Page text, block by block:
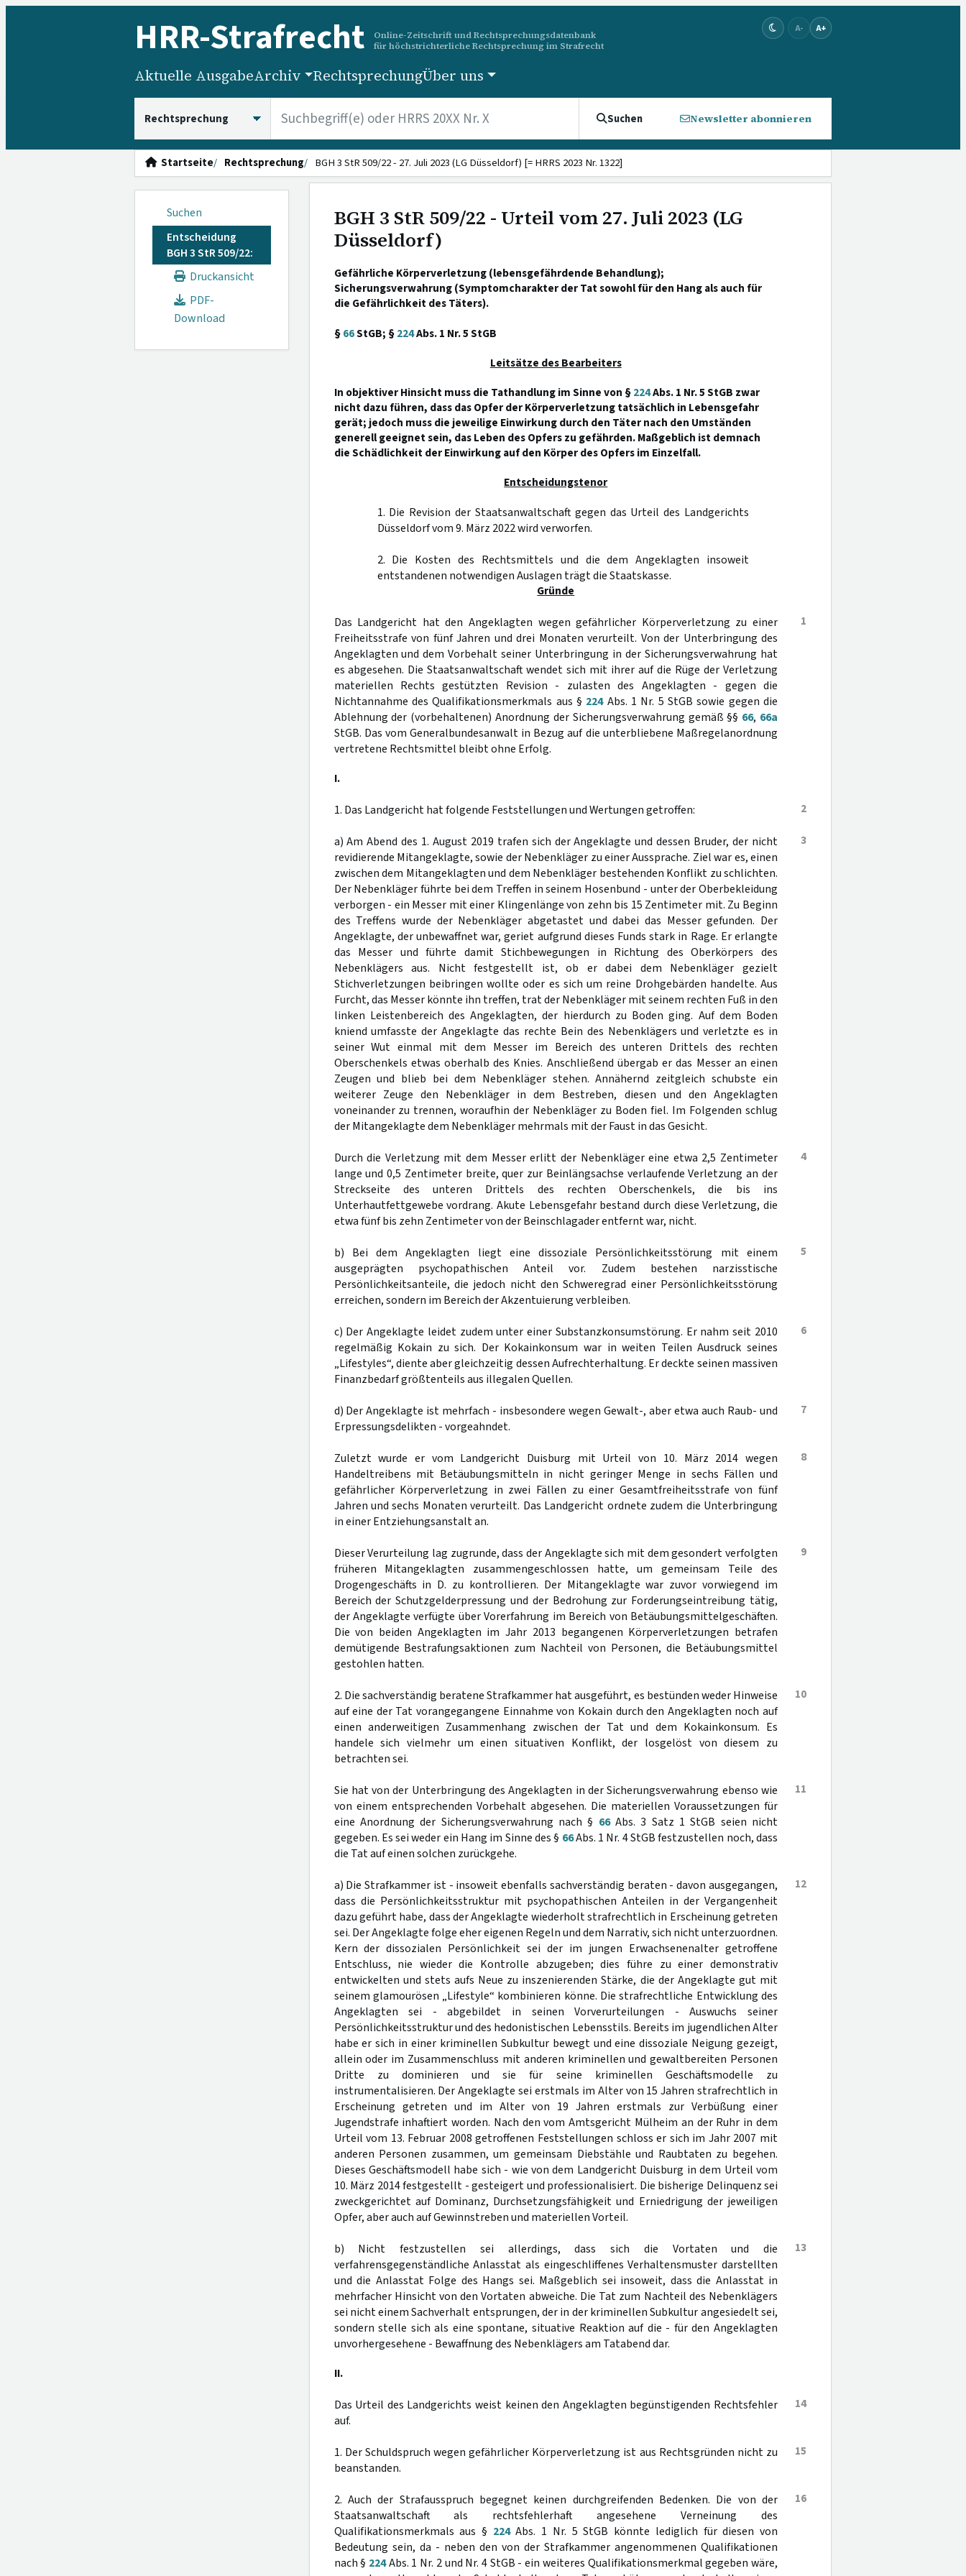
HRR-Strafrecht
Online-Zeitschrift und Rechtsprechungsdatenbank
für höchstrichterliche Rechtsprechung im Strafrecht
A- A+
Aktuelle AusgabeArchiv RechtsprechungÜber uns
Suchen Newsletter abonnieren
Startseite Rechtsprechung BGH 3 StR 509/22 - 27. Juli 2023 (LG Düsseldorf) [= HRRS 2023 Nr. 1322]
Suchen
Entscheidung
BGH 3 StR 509/22:
Druckansicht
PDF-
Download
BGH 3 StR 509/22 - Urteil vom 27. Juli 2023 (LG
Düsseldorf)
Gefährliche Körperverletzung (lebensgefährdende Behandlung);
Sicherungsverwahrung (Symptomcharakter der Tat sowohl für den Hang als auch für
die Gefährlichkeit des Täters).
§66StGB; §224Abs. 1 Nr. 5 StGB
Leitsätze des Bearbeiters
In objektiver Hinsicht muss die Tathandlung im Sinne von §224Abs. 1 Nr. 5 StGB zwar
nicht dazu führen, dass das Opfer der Körperverletzung tatsächlich in Lebensgefahr
gerät; jedoch muss die jeweilige Einwirkung durch den Täter nach den Umständen
generell geeignet sein, das Leben des Opfers zu gefährden. Maßgeblich ist demnach
die Schädlichkeit der Einwirkung auf den Körper des Opfers im Einzelfall.
Entscheidungstenor
1. Die Revision der Staatsanwaltschaft gegen das Urteil des Landgerichts
Düsseldorf vom 9. März 2022 wird verworfen.
2. Die Kosten des Rechtsmittels und die dem Angeklagten insoweit
entstandenen notwendigen Auslagen trägt die Staatskasse.
Gründe
1
Das Landgericht hat den Angeklagten wegen gefährlicher Körperverletzung zu einer
Freiheitsstrafe von fünf Jahren und drei Monaten verurteilt. Von der Unterbringung des
Angeklagten und dem Vorbehalt seiner Unterbringung in der Sicherungsverwahrung hat
es abgesehen. Die Staatsanwaltschaft wendet sich mit ihrer auf die Rüge der Verletzung
materiellen Rechts gestützten Revision - zulasten des Angeklagten - gegen die
Nichtannahme des Qualifikationsmerkmals aus § 224Abs. 1 Nr. 5 StGB sowie gegen die
Ablehnung der (vorbehaltenen) Anordnung der Sicherungsverwahrung gemäß §§ 66, 66a
StGB. Das vom Generalbundesanwalt in Bezug auf die unterbliebene Maßregelanordnung
vertretene Rechtsmittel bleibt ohne Erfolg.
I.
2
1. Das Landgericht hat folgende Feststellungen und Wertungen getroffen:
3
a) Am Abend des 1. August 2019 trafen sich der Angeklagte und dessen Bruder, der nicht
revidierende Mitangeklagte, sowie der Nebenkläger zu einer Aussprache. Ziel war es, einen
zwischen dem Mitangeklagten und dem Nebenkläger bestehenden Konflikt zu schlichten.
Der Nebenkläger führte bei dem Treffen in seinem Hosenbund - unter der Oberbekleidung
verborgen - ein Messer mit einer Klingenlänge von zehn bis 15 Zentimeter mit. Zu Beginn
des Treffens wurde der Nebenkläger abgetastet und dabei das Messer gefunden. Der
Angeklagte, der unbewaffnet war, geriet aufgrund dieses Funds stark in Rage. Er erlangte
das Messer und führte damit Stichbewegungen in Richtung des Oberkörpers des
Nebenklägers aus. Nicht festgestellt ist, ob er dabei dem Nebenkläger gezielt
Stichverletzungen beibringen wollte oder es sich um reine Drohgebärden handelte. Aus
Furcht, das Messer könnte ihn treffen, trat der Nebenkläger mit seinem rechten Fuß in den
linken Leistenbereich des Angeklagten, der hierdurch zu Boden ging. Auf dem Boden
kniend umfasste der Angeklagte das rechte Bein des Nebenklägers und verletzte es in
seiner Wut einmal mit dem Messer im Bereich des unteren Drittels des rechten
Oberschenkels etwas oberhalb des Knies. Anschließend übergab er das Messer an einen
Zeugen und blieb bei dem Nebenkläger stehen. Annähernd zeitgleich schubste ein
weiterer Zeuge den Nebenkläger in dem Bestreben, diesen und den Angeklagten
voneinander zu trennen, woraufhin der Nebenkläger zu Boden fiel. Im Folgenden schlug
der Mitangeklagte dem Nebenkläger mehrmals mit der Faust in das Gesicht.
4
Durch die Verletzung mit dem Messer erlitt der Nebenkläger eine etwa 2,5 Zentimeter
lange und 0,5 Zentimeter breite, quer zur Beinlängsachse verlaufende Verletzung an der
Streckseite des unteren Drittels des rechten Oberschenkels, die bis ins
Unterhautfettgewebe vordrang. Akute Lebensgefahr bestand durch diese Verletzung, die
etwa fünf bis zehn Zentimeter von der Beinschlagader entfernt war, nicht.
5
b) Bei dem Angeklagten liegt eine dissoziale Persönlichkeitsstörung mit einem
ausgeprägten psychopathischen Anteil vor. Zudem bestehen narzisstische
Persönlichkeitsanteile, die jedoch nicht den Schweregrad einer Persönlichkeitsstörung
erreichen, sondern im Bereich der Akzentuierung verbleiben.
6
c) Der Angeklagte leidet zudem unter einer Substanzkonsumstörung. Er nahm seit 2010
regelmäßig Kokain zu sich. Der Kokainkonsum war in weiten Teilen Ausdruck seines
„Lifestyles“, diente aber gleichzeitig dessen Aufrechterhaltung. Er deckte seinen massiven
Finanzbedarf größtenteils aus illegalen Quellen.
7
d) Der Angeklagte ist mehrfach - insbesondere wegen Gewalt-, aber etwa auch Raub- und
Erpressungsdelikten - vorgeahndet.
8
Zuletzt wurde er vom Landgericht Duisburg mit Urteil von 10. März 2014 wegen
Handeltreibens mit Betäubungsmitteln in nicht geringer Menge in sechs Fällen und
gefährlicher Körperverletzung in zwei Fällen zu einer Gesamtfreiheitsstrafe von fünf
Jahren und sechs Monaten verurteilt. Das Landgericht ordnete zudem die Unterbringung
in einer Entziehungsanstalt an.
9
Dieser Verurteilung lag zugrunde, dass der Angeklagte sich mit dem gesondert verfolgten
früheren Mitangeklagten zusammengeschlossen hatte, um gemeinsam Teile des
Drogengeschäfts in D. zu kontrollieren. Der Mitangeklagte war zuvor vorwiegend im
Bereich der Schutzgelderpressung und der Bedrohung zur Forderungseintreibung tätig,
der Angeklagte verfügte über Vorerfahrung im Bereich von Betäubungsmittelgeschäften.
Die von beiden Angeklagten im Jahr 2013 begangenen Körperverletzungen betrafen
demütigende Bestrafungsaktionen zum Nachteil von Personen, die Betäubungsmittel
gestohlen hatten.
10
2. Die sachverständig beratene Strafkammer hat ausgeführt, es bestünden weder Hinweise
auf eine der Tat vorangegangene Einnahme von Kokain durch den Angeklagten noch auf
einen anderweitigen Zusammenhang zwischen der Tat und dem Kokainkonsum. Es
handele sich vielmehr um einen situativen Konflikt, der losgelöst von diesem zu
betrachten sei.
11
Sie hat von der Unterbringung des Angeklagten in der Sicherungsverwahrung ebenso wie
von einem entsprechenden Vorbehalt abgesehen. Die materiellen Voraussetzungen für
eine Anordnung der Sicherungsverwahrung nach § 66Abs. 3 Satz 1 StGB seien nicht
gegeben. Es sei weder ein Hang im Sinne des § 66Abs. 1 Nr. 4 StGB festzustellen noch, dass
die Tat auf einen solchen zurückgehe.
12
a) Die Strafkammer ist - insoweit ebenfalls sachverständig beraten - davon ausgegangen,
dass die Persönlichkeitsstruktur mit psychopathischen Anteilen in der Vergangenheit
dazu geführt habe, dass der Angeklagte wiederholt strafrechtlich in Erscheinung getreten
sei. Der Angeklagte folge eher eigenen Regeln und dem Narrativ, sich nicht unterzuordnen.
Kern der dissozialen Persönlichkeit sei der im jungen Erwachsenenalter getroffene
Entschluss, nie wieder die Kontrolle abzugeben; dies führe zu einer demonstrativ
entwickelten und stets aufs Neue zu inszenierenden Stärke, die der Angeklagte gut mit
seinem glamourösen „Lifestyle“ kombinieren könne. Die strafrechtliche Entwicklung des
Angeklagten sei - abgebildet in seinen Vorverurteilungen - Auswuchs seiner
Persönlichkeitsstruktur und des hedonistischen Lebensstils. Bereits im jugendlichen Alter
habe er sich in einer kriminellen Subkultur bewegt und eine dissoziale Neigung gezeigt,
allein oder im Zusammenschluss mit anderen kriminellen und gewaltbereiten Personen
Dritte zu dominieren und sie für seine kriminellen Geschäftsmodelle zu
instrumentalisieren. Der Angeklagte sei erstmals im Alter von 15 Jahren strafrechtlich in
Erscheinung getreten und im Alter von 19 Jahren erstmals zur Verbüßung einer
Jugendstrafe inhaftiert worden. Nach den vom Amtsgericht Mülheim an der Ruhr in dem
Urteil vom 13. Februar 2008 getroffenen Feststellungen schloss er sich im Jahr 2007 mit
anderen Personen zusammen, um gemeinsam Diebstähle und Raubtaten zu begehen.
Dieses Geschäftsmodell habe sich - wie von dem Landgericht Duisburg in dem Urteil vom
10. März 2014 festgestellt - gesteigert und professionalisiert. Die bisherige Delinquenz sei
zweckgerichtet auf Dominanz, Durchsetzungsfähigkeit und Erniedrigung der jeweiligen
Opfer, aber auch auf Gewinnstreben und materiellen Vorteil.
13
b) Nicht festzustellen sei allerdings, dass sich die Vortaten und die
verfahrensgegenständliche Anlasstat als eingeschliffenes Verhaltensmuster darstellten
und die Anlasstat Folge des Hangs sei. Maßgeblich sei insoweit, dass die Anlasstat in
mehrfacher Hinsicht von den Vortaten abweiche. Die Tat zum Nachteil des Nebenklägers
sei nicht einem Sachverhalt entsprungen, der in der kriminellen Subkultur angesiedelt sei,
sondern stelle sich als eine spontane, situative Reaktion auf die - für den Angeklagten
unvorhergesehene - Bewaffnung des Nebenklägers am Tatabend dar.
II.
14
Das Urteil des Landgerichts weist keinen den Angeklagten begünstigenden Rechtsfehler
auf.
15
1. Der Schuldspruch wegen gefährlicher Körperverletzung ist aus Rechtsgründen nicht zu
beanstanden.
16
2. Auch der Strafausspruch begegnet keinen durchgreifenden Bedenken. Die von der
Staatsanwaltschaft als rechtsfehlerhaft angesehene Verneinung des
Qualifikationsmerkmals aus § 224Abs. 1 Nr. 5 StGB könnte lediglich für diesen von
Bedeutung sein, da - neben den von der Strafkammer angenommenen Qualifikationen
nach § 224Abs. 1 Nr. 2 und Nr. 4 StGB - ein weiteres Qualifikationsmerkmal gegeben wäre,